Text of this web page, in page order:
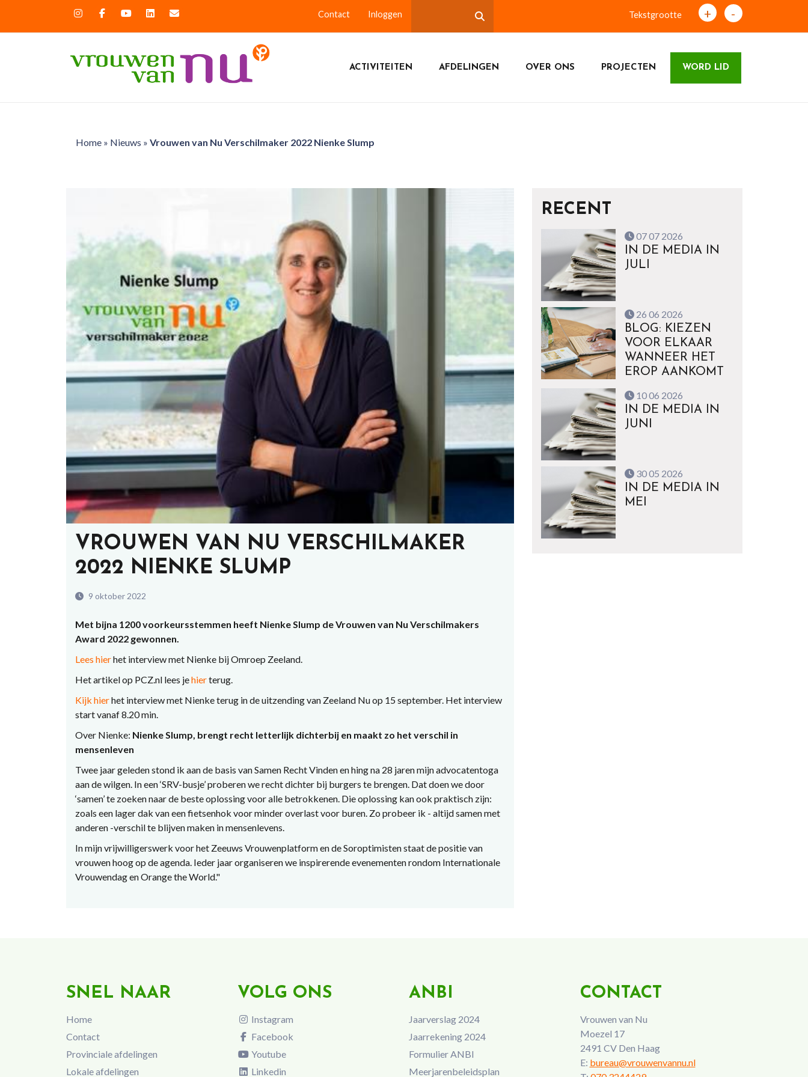
Contact Inloggen Tekstgrootte + -
ACTIVITEITEN AFDELINGEN OVER ONS PROJECTEN WORD LID
Home» Nieuws » Vrouwen van Nu Verschilmaker 2022 Nienke Slump
VROUWEN VAN NU VERSCHILMAKER
2022 NIENKE SLUMP
9 oktober 2022
Met bijna 1200 voorkeursstemmen heeft Nienke Slump de Vrouwen van Nu Verschilmakers
Award 2022 gewonnen.
Lees hierhet interview met Nienke bij Omroep Zeeland.
Het artikel op PCZ.nl lees jehierterug.
Kijk hierhet interview met Nienke terug in de uitzending van Zeeland Nu op 15 september. Het interview
start vanaf 8.20 min.
Over Nienke: Nienke Slump, brengt recht letterlijk dichterbij en maakt zo het verschil in
mensenleven
Twee jaar geleden stond ik aan de basis van Samen Recht Vinden en hing na 28 jaren mijn advocatentoga
aan de wilgen. In een ‘SRV-busje’ proberen we recht dichter bij burgers te brengen. Dat doen we door
‘samen’ te zoeken naar de beste oplossing voor alle betrokkenen. Die oplossing kan ook praktisch zijn:
zoals een lager dak van een fietsenhok voor minder overlast voor buren. Zo probeer ik - altijd samen met
anderen -verschil te blijven maken in mensenlevens.
In mijn vrijwilligerswerk voor het Zeeuws Vrouwenplatform en de Soroptimisten staat de positie van
vrouwen hoog op de agenda. Ieder jaar organiseren we inspirerende evenementen rondom Internationale
Vrouwendag en Orange the World."
RECENT
07 07 2026
IN DE MEDIA IN
JULI
26 06 2026
BLOG: KIEZEN
VOOR ELKAAR
WANNEER HET
EROP AANKOMT
10 06 2026
IN DE MEDIA IN
JUNI
30 05 2026
IN DE MEDIA IN
MEI
SNEL NAAR
Home
Contact
Provinciale afdelingen
Lokale afdelingen
VOLG ONS
Instagram
Facebook
Youtube
Linkedin
ANBI
Jaarverslag 2024
Jaarrekening 2024
Formulier ANBI
Meerjarenbeleidsplan
CONTACT
Vrouwen van Nu
Moezel 17
2491 CV Den Haag
E: bureau@vrouwenvannu.nl